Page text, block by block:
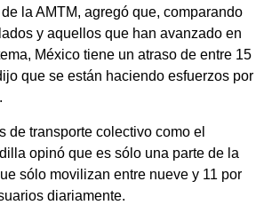
la AMTM, agregó que, comparando
y aquellos que han avanzado en
México tiene un atraso de entre 15
que se están haciendo esfuerzos por
de transporte colectivo como el
opinó que es sólo una parte de la
sólo movilizan entre nueve y 11 por
diariamente.